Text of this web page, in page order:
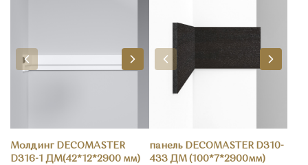
Молдинг DECOMASTER
D316-1 ДМ(42*12*2900 мм)
панель DECOMASTER D310-
433 ДМ (100*7*2900мм)